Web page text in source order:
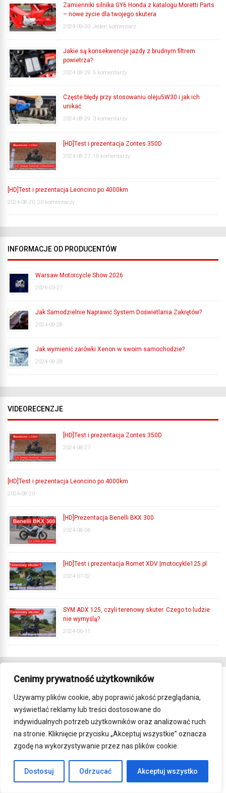
Cenimy prywatność użytkowników
Używamy plików cookie, aby poprawić jakość przeglądania,
wyświetlać reklamy lub treści dostosowane do
indywidualnych potrzeb użytkowników oraz analizować ruch
na stronie. Kliknięcie przycisku „Akceptuj wszystkie” oznacza
zgodę na wykorzystywanie przez nas plików cookie.
Dostosuj Odrzucać Akceptuj wszystko
Zamienniki silnika GY6 Honda z katalogu Moretti Parts
– nowe życie dla twojego skutera
2024-09-03 Jeden komentarz
Jakie są konsekwencje jazdy z brudnym filtrem
powietrza?
2024-08-29 5 komentarzy
Częste błędy przy stosowaniu oleju5W30 i jak ich
unikać
2024-08-29 3 komentarzy
[HD]Test i prezentacja Zontes 350D
2024-08-27 16 komentarzy
[HD]Test i prezentacja Leoncino po 4000km
2024-08-20 20 komentarzy
INFORMACJE OD PRODUCENTÓW
Warsaw Motorcycle Show 2026
2026-03-27
Jak Samodzielnie Naprawić System Doświetlania Zakrętów?
2024-09-28
Jak wymienić żarówki Xenon w swoim samochodzie?
2024-09-28
VIDEORECENZJE
[HD]Test i prezentacja Zontes 350D
2024-08-27
[HD]Test i prezentacja Leoncino po 4000km
2024-08-20
[HD]Prezentacja Benelli BKX 300
2024-08-06
[HD]Test i prezentacja Romet XDV |motocykle125.pl
2024-07-02
SYM ADX 125, czyli terenowy skuter. Czego to ludzie
nie wymyślą?
2024-06-11
LOGOWANIE
Nazwa użytkownika
Zarejestruj się